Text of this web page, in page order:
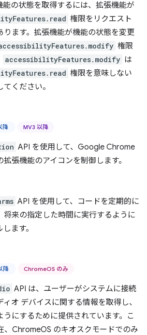
能の状態を取得するには、拡張機能が
権限をリクエスト
ります。拡張機能が機能の状態を変更
権限
accessibilityFeatures.modify は
権限を意味しない
ください。
降 MV3 以降
API を使用して、Google Chrome
張機能のアイコンを制御します。
API を使用して、コードを定期的に
将来の指定した時間に実行するように
ます。
降 ChromeOS のみ
API は、ユーザーがシステムに接続
ィオ デバイスに関する情報を取得し、
うにするために提供されています。こ
、ChromeOS のキオスクモードでのみ